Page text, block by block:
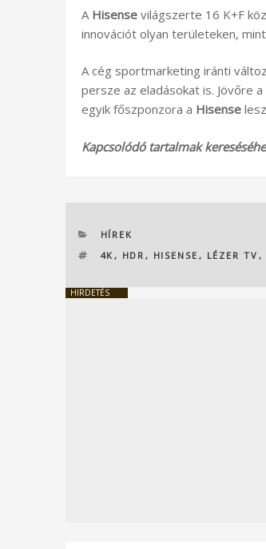
A Hisense világszerte 16 K+F
innovációt olyan területeken,
A cég sportmarketing iránti
persze az eladásokat is. Jövőre
egyik főszponzora a Hisense
Kapcsolódó tartalmak
KATEGÓRIÁK
HÍREK
CÍMKÉK
4K , HDR , HISENSE , LÉZER TV ,
HIRDETÉS